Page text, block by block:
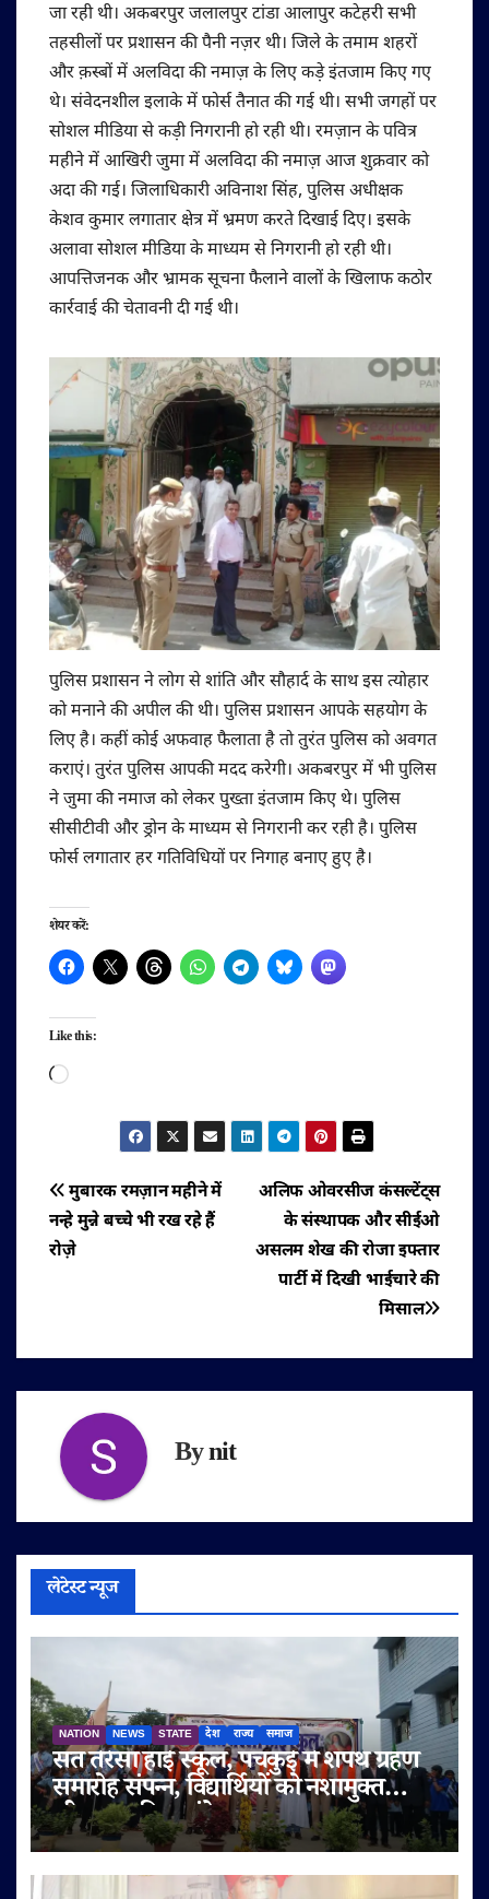
जा रही थी। अकबरपुर जलालपुर टांडा आलापुर कटेहरी सभी
तहसीलों पर प्रशासन की पैनी नज़र थी। जिले के तमाम शहरों
और क़स्बों में अलविदा की नमाज़ के लिए कड़े इंतजाम किए गए
थे। संवेदनशील इलाके में फोर्स तैनात की गई थी। सभी जगहों पर
सोशल मीडिया से कड़ी निगरानी हो रही थी। रमज़ान के पवित्र
महीने में आखिरी जुमा में अलविदा की नमाज़ आज शुक्रवार को
अदा की गई। जिलाधिकारी अविनाश सिंह, पुलिस अधीक्षक
केशव कुमार लगातार क्षेत्र में भ्रमण करते दिखाई दिए। इसके
अलावा सोशल मीडिया के माध्यम से निगरानी हो रही थी।
आपत्तिजनक और भ्रामक सूचना फैलाने वालों के खिलाफ कठोर
कार्रवाई की चेतावनी दी गई थी।
पुलिस प्रशासन ने लोग से शांति और सौहार्द के साथ इस त्योहार
को मनाने की अपील की थी। पुलिस प्रशासन आपके सहयोग के
लिए है। कहीं कोई अफवाह फैलाता है तो तुरंत पुलिस को अवगत
कराएं। तुरंत पुलिस आपकी मदद करेगी। अकबरपुर में भी पुलिस
ने जुमा की नमाज को लेकर पुख्ता इंतजाम किए थे। पुलिस
सीसीटीवी और ड्रोन के माध्यम से निगरानी कर रही है। पुलिस
फोर्स लगातार हर गतिविधियों पर निगाह बनाए हुए है।
शेयर करें:
Like this:
Loading…
पोस्ट
नेविगेशन
अलिफ ओवरसीज कंसल्टेंट्स
के संस्थापक और सीईओ
असलम शेख की रोजा इफ्तार
पार्टी में दिखी भाईचारे की
मिसाल
मुबारक रमज़ान महीने में
नन्हे मुन्ने बच्चे भी रख रहे हैं
रोज़े
Bynit
लेटेस्ट न्यूज
NATION NEWS STATE देश राज्य समाज
संत तेरेसा हाई स्कूल, पंचकुई में शपथ ग्रहण
समारोह संपन्न, विद्यार्थियों को नशामुक्त
जीवन का दिया संदेश